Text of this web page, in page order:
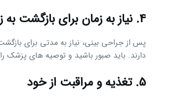
4. نیاز به زمان برای بازگشت به زندگی عادی
پس از جراحی بینی، نیاز به مدتی برای
دارند. باید صبور باشید و توصیه های پزشک
5. تغذیه و مراقبت از خود